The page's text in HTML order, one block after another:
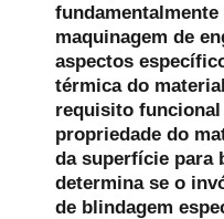
maquinagem de
aspectos
térmica do
requisito funcional
propriedade do
da superfície para
determina se o
de blindagem